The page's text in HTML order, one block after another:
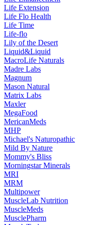
Life Extension
Life Flo Health
Life Time
Life-flo
Lily of the Desert
Liquid&Liquid
MacroLife Naturals
Madre Labs
Magnum
Mason Natural
Matrix Labs
Maxler
MegaFood
MericanMeds
MHP
Michael's Naturopathic
Mild By Nature
Mommy's Bliss
Morningstar Minerals
MRI
MRM
Multipower
MuscleLab Nutrition
MuscleMeds
MusclePharm